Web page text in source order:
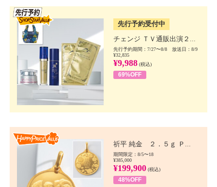
先行予約受付中
チェンジ ＴＶ通販出演２...
先行予約期間：7/27〜8/8 放送日：8/9
¥32,835
¥9,988 (税込)
69%OFF
祈平 純金 ２．５ｇ Ｐ...
期間限定：8/5〜18
¥385,000
¥199,900 (税込)
48%OFF